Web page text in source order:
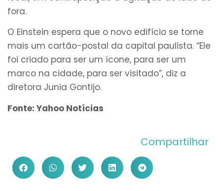
fora.
O Einstein espera que o novo edifício se torne
mais um cartão-postal da capital paulista. “Ele
foi criado para ser um ícone, para ser um
marco na cidade, para ser visitado”, diz a
diretora Junia Gontijo.
Fonte: Yahoo Notícias
Compartilhar